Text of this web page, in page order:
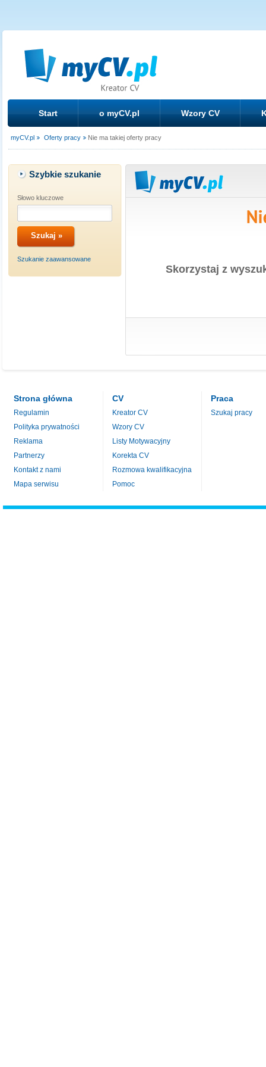
Start o myCV.pl Wzory CV
myCV.pl Oferty pracy Nie ma takiej oferty pracy
Szybkie szukanie
Słowo kluczowe
Szukanie zaawansowane
Skorzystaj z
Strona główna
Regulamin
Polityka prywatności
Reklama
Partnerzy
Kontakt z nami
Mapa serwisu
CV
Kreator CV
Wzory CV
Listy Motywacyjny
Korekta CV
Rozmowa kwalifikacyjna
Pomoc
Praca
Szukaj pracy